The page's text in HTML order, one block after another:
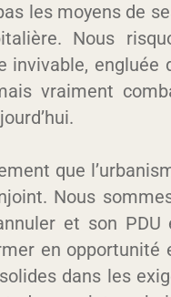
les moyens de
Nous
invivable,
vraiment
que
Nous
et son
en
dans les